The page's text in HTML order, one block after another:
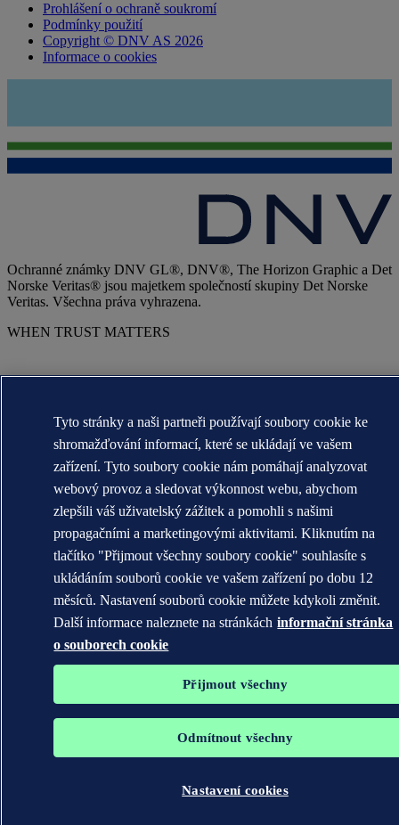
Prohlášení o ochraně soukromí
Podmínky použití
Copyright © DNV AS 2026
Informace o cookies
Ochranné známky DNV GL®, DNV®, The Horizon Graphic a Det
Norske Veritas® jsou majetkem společností skupiny Det Norske
Veritas. Všechna práva vyhrazena.
WHEN TRUST MATTERS
Tyto stránky a naši partneři používají soubory cookie ke
shromažďování informací, které se ukládají ve vašem
zařízení. Tyto soubory cookie nám pomáhají analyzovat
webový provoz a sledovat výkonnost webu, abychom
zlepšili váš uživatelský zážitek a pomohli s našimi
propagačními a marketingovými aktivitami. Kliknutím na
tlačítko "Přijmout všechny soubory cookie" souhlasíte s
ukládáním souborů cookie ve vašem zařízení po dobu 12
měsíců. Nastavení souborů cookie můžete kdykoli změnit.
Další informace naleznete na stránkách informační stránka
o souborech cookie
Přijmout všechny
Odmítnout všechny
Nastavení cookies